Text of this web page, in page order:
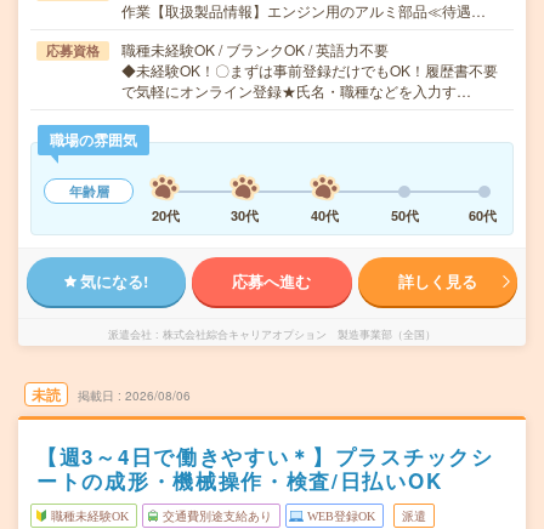
作業【取扱製品情報】エンジン用のアルミ部品≪待遇…
応募資格
職種未経験OK / ブランクOK / 英語力不要
◆未経験OK！〇まずは事前登録だけでもOK！履歴書不要
で気軽にオンライン登録★氏名・職種などを入力す…
職場の雰囲気
年齢層
20代
30代 40代 50代 60代
気になる! 応募へ進む 詳しく見る
派遣会社 株式会社綜合キャリアオプション 製造事業部（全国）
未読 掲載日 2026/08/06
【週3～4日で働きやすい＊】プラスチックシ
ートの成形・機械操作・検査/日払いOK
職種未経験OK 交通費別途支給あり WEB登録OK 派遣